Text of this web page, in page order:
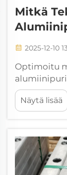
Mitkä
2025-12-10
Optimoitu
optimointi
ja
muodosta.
Näytä lisää